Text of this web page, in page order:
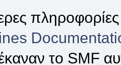
το SMF